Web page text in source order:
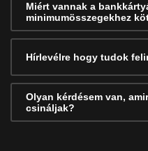
Miért vannak a
minimumösszegekhez
Hírlevélre hogy tudok
Olyan kérdésem van,
csináljak?